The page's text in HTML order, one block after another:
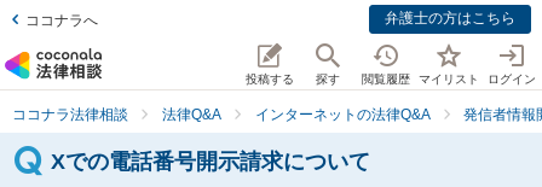
ココナラへ 弁護士の方はこちら
投稿する 探す 閲覧履歴 マイリスト ログイン
ココナラ法律相談 法律Q&A インターネットの法律Q&A 発信者情報
Xでの電話番号開示請求について